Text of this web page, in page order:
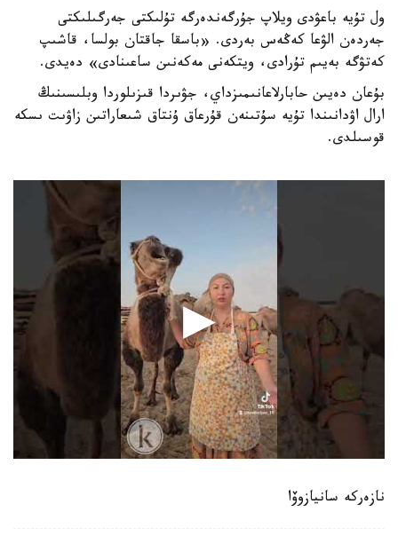
ول تۇيە باعۋدى ويلاپ جۇرگەندەرگە تۇلىكتى جەرگىلىكتى
جەردەن الۋعا كەڭەس بەردى. «باسقا جاقتان بولسا، قاشىپ
كەتۋگە بەيىم تۇرادى، ويتكەنى مەكەنىن ساعىنادى» دەيدى.
بۇعان دەيىن حابارلاعانىمىزداي، جۋىردا قىزىلوردا وبلىسىنىڭ
ارال اۋدانىندا تۇيە سۇتىنەن قۇرعاق ۇنتاق شىعاراتىن زاۋىت ىسكە
قوسىلدى.
نازەركە سانيازوۆا